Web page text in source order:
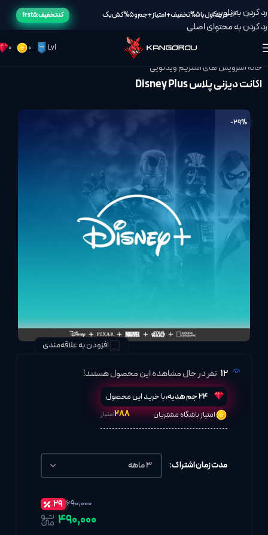
🎉خرید اول با 5% تخفیف + امتیاز + جم و 5% کش بک کد تخفیف: frst5
رد کردن به ناوبری
رد کردن به محتوای اصلی
0 0 Lvl
خانه/سرویس های استریم ویدئویی
اکانت دیزنی پلاس Disney Plus
-29%
افزودن به علاقه‌مندی
12 نفر در حال مشاهده این محصول هستند!
24جم هدیه،با خرید این محصول
امتیاز باشگاه مشتریان
۲۸۸امتیاز
مدت زمان اشتراک:
۶۹۰,۰۰۰ ۲۹
۴۹۰٬۰۰۰